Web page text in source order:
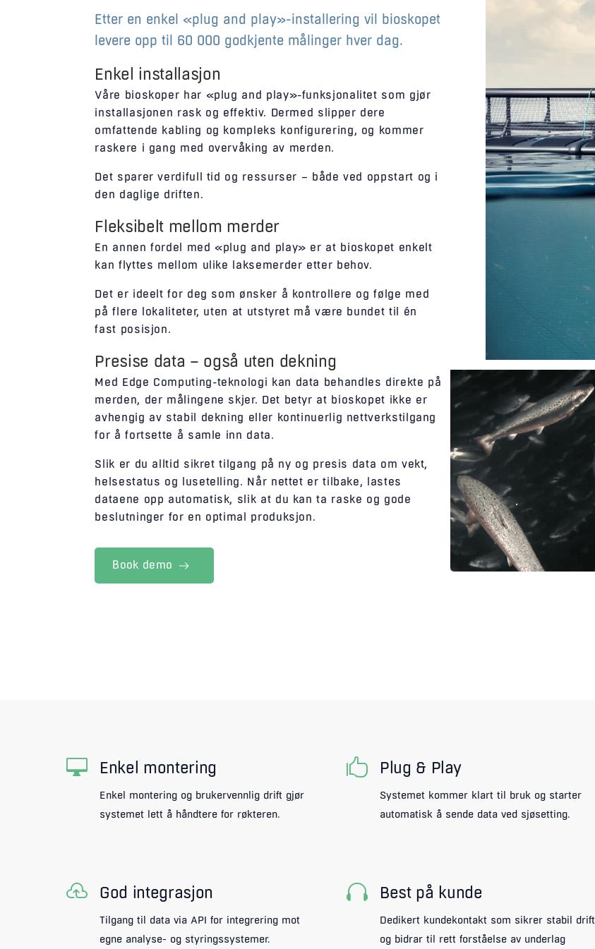
Etter en enkel «plug and play»-installering vil bioskopet
levere opp til 60 000 godkjente målinger hver dag.
Enkel installasjon
Våre bioskoper har «plug and play»-funksjonalitet som gjør
installasjonen rask og effektiv. Dermed slipper dere
omfattende kabling og kompleks konfigurering, og kommer
raskere i gang med overvåking av merden.
Det sparer verdifull tid og ressurser – både ved oppstart og i
den daglige driften.
Fleksibelt mellom merder
En annen fordel med «plug and play» er at bioskopet enkelt
kan flyttes mellom ulike laksemerder etter behov.
Det er ideelt for deg som ønsker å kontrollere og følge med
på flere lokaliteter, uten at utstyret må være bundet til én
fast posisjon.
Presise data – også uten dekning
Med Edge Computing-teknologi kan data behandles direkte på
merden, der målingene skjer. Det betyr at bioskopet ikke er
avhengig av stabil dekning eller kontinuerlig nettverkstilgang
for å fortsette å samle inn data.
Slik er du alltid sikret tilgang på ny og presis data om vekt,
helsestatus og lusetelling. Når nettet er tilbake, lastes
dataene opp automatisk, slik at du kan ta raske og gode
beslutninger for en optimal produksjon.
Book demo
 Enkel montering
Enkel montering og brukervennlig drift gjør
systemet lett å håndtere for røkteren.
 Plug & Play
Systemet kommer klart til bruk og starter
automatisk å sende data ved sjøsetting.
 God integrasjon
Tilgang til data via API for integrering mot
egne analyse- og styringssystemer.
 Best på kunde
Dedikert kundekontakt som sikrer stabil drift
og bidrar til rett forståelse av underlag